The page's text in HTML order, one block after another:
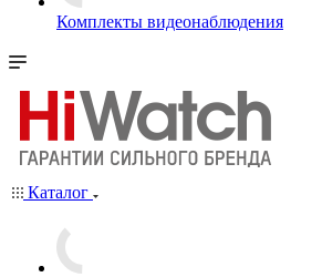
Комплекты видеонаблюдения
Каталог